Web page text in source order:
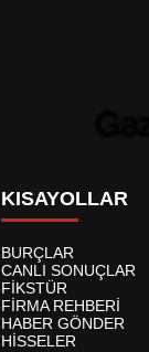
KISAYOLLAR
BURÇLAR
CANLI SONUÇLAR
FİKSTÜR
FİRMA REHBERİ
HABER GÖNDER
HİSSELER